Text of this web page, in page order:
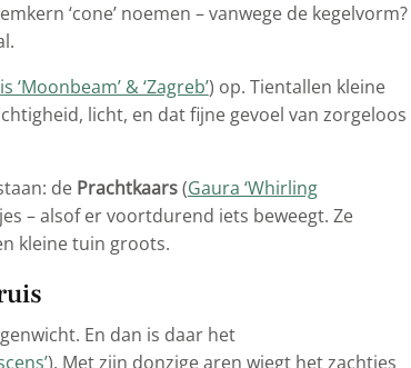
‘cone’ noemen – vanwege de kegelvorm?
‘Moonbeam’ & ‘Zagreb’) op. Tientallen kleine
licht, en dat fijne gevoel van zorgeloos
de Prachtkaars(Gaura ‘Whirling
– alsof er voortdurend iets beweegt. Ze
kleine tuin groots.
En dan is daar het
). Met zijn donzige aren wiegt het zachtjes